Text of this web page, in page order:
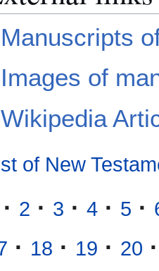
Manuscripts
Images of
Wikipedia
of New
· 2 · 3 · 4 · 5 ·
· 18 · 19 · 20 ·